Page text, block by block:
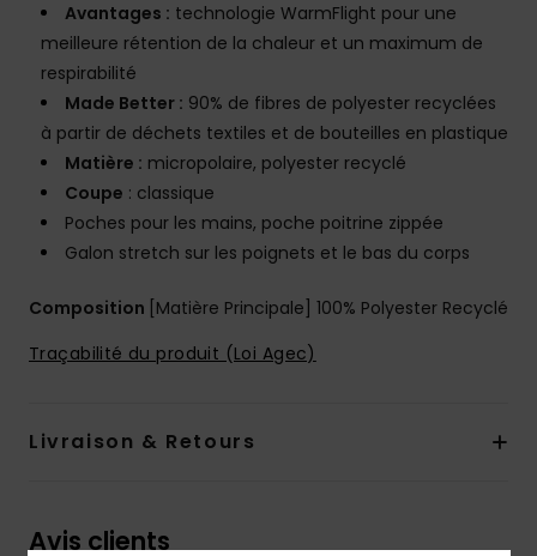
Avantages : technologie WarmFlight pour une
meilleure rétention de la chaleur et un maximum de
respirabilité
Made Better : 90% de fibres de polyester recyclées
à partir de déchets textiles et de bouteilles en plastique
Matière : micropolaire, polyester recyclé
Coupe : classique
Poches pour les mains, poche poitrine zippée
Galon stretch sur les poignets et le bas du corps
Composition [Matière Principale] 100% Polyester Recyclé
Traçabilité du produit (Loi Agec)
Livraison & Retours
Avis clients